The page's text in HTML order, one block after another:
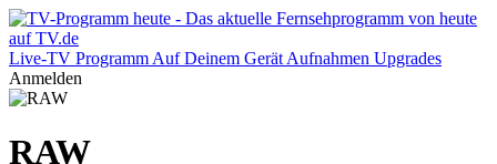
Live-TV Programm Auf Deinem Gerät Aufnahmen Upgrades
Anmelden
RAW